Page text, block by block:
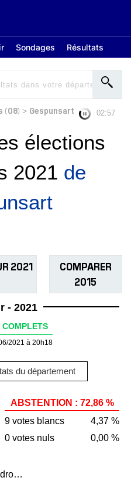
Sondages Résultats
(08) > Gespunsart 02:56
élections
2021 de
2021
COMPARER
2015
- 2021
COMPLETS
2021 à 20h18
du département
ABSTENTION : 72,86 %
9 votes blancs
4,37 %
0 votes nuls
0,00 %
UCD - Union au centre et à droite